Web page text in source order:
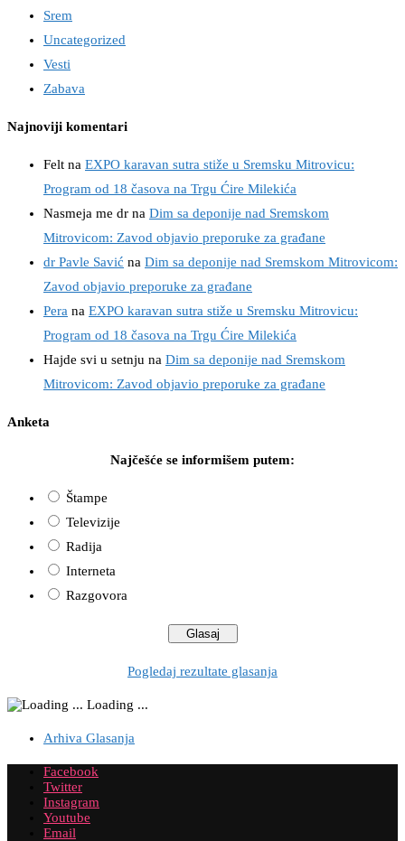
Srem
Uncategorized
Vesti
Zabava
Najnoviji komentari
Felt na EXPO karavan sutra stiže u Sremsku Mitrovicu:
Program od 18 časova na Trgu Ćire Milekića
Nasmeja me dr na Dim sa deponije nad Sremskom
Mitrovicom: Zavod objavio preporuke za građane
dr Pavle Savić na Dim sa deponije nad Sremskom Mitrovicom:
Zavod objavio preporuke za građane
Pera na EXPO karavan sutra stiže u Sremsku Mitrovicu:
Program od 18 časova na Trgu Ćire Milekića
Hajde svi u setnju na Dim sa deponije nad Sremskom
Mitrovicom: Zavod objavio preporuke za građane
Anketa
Najčešće se informišem putem:
Štampe
Televizije
Radija
Interneta
Razgovora
Pogledaj rezultate glasanja
Loading ...
Arhiva Glasanja
Facebook
Twitter
Instagram
Youtube
Email